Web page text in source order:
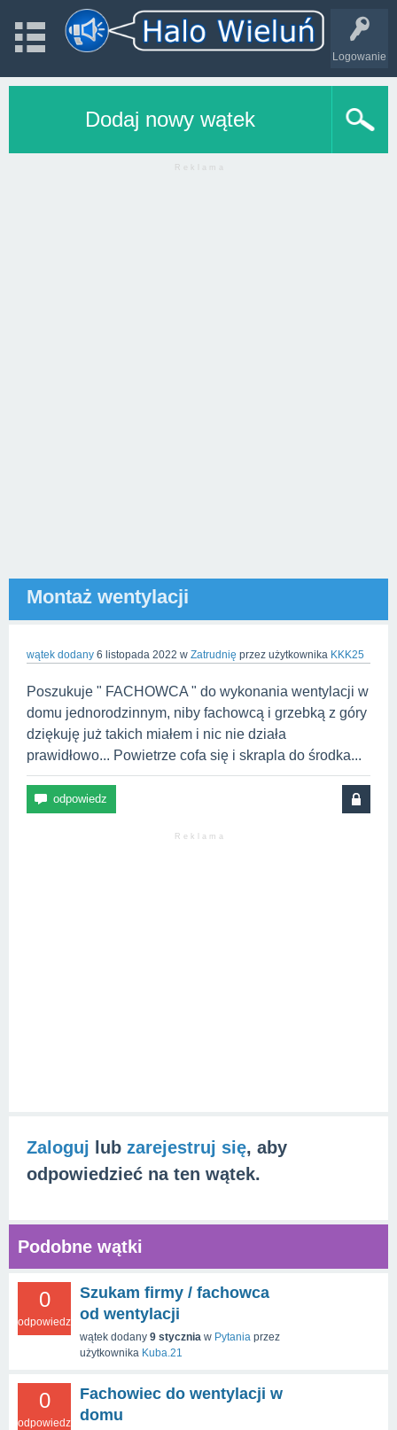
Logowanie
Dodaj nowy wątek
R e k l a m a
Montaż wentylacji
wątek dodany 6 listopada 2022 w Zatrudnię przez użytkownika KKK25
Poszukuje " FACHOWCA " do wykonania wentylacji w
domu jednorodzinnym, niby fachowcą i grzebką z góry
dziękuję już takich miałem i nic nie działa
prawidłowo... Powietrze cofa się i skrapla do środka...
R e k l a m a
Zaloguj lub zarejestruj się, aby
odpowiedzieć na ten wątek.
Podobne wątki
0
odpowiedzi
Szukam firmy / fachowca
od wentylacji
wątek dodany 9 stycznia w Pytania przez
użytkownika Kuba.21
0
odpowiedzi
Fachowiec do wentylacji w
domu